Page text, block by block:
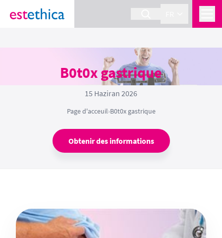
B0t0x gastrique
15 Haziran 2026
Page d'acceuil›B0t0x gastrique
Obtenir des informations